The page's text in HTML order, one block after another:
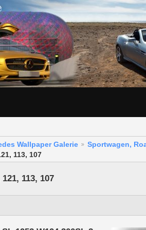
Wallpaper Galerie
Sportwagen,
113, 107
113, 107